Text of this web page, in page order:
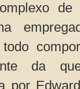
de
da
por